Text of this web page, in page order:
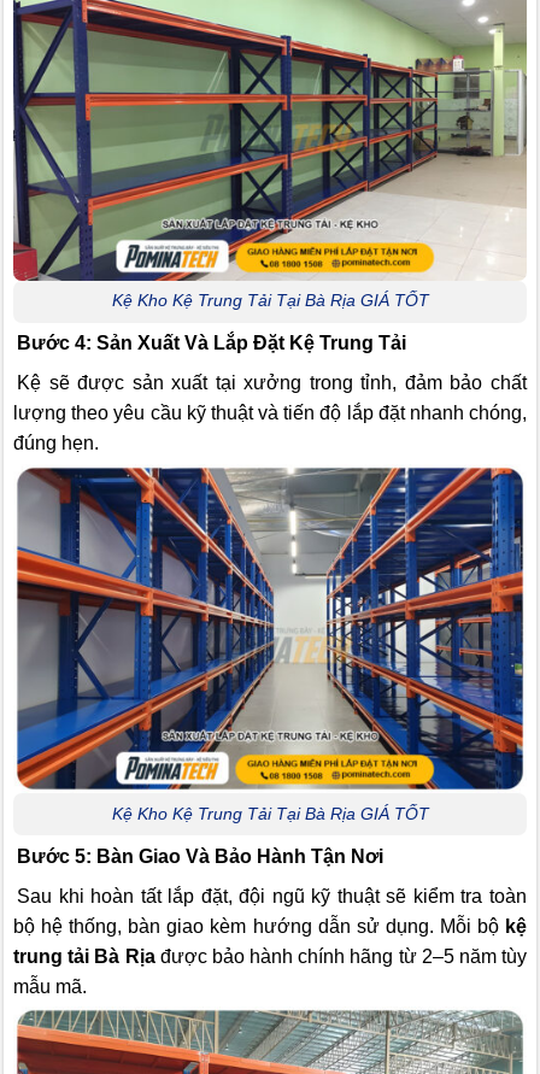
Kệ Kho Kệ Trung Tải Tại Bà Rịa GIÁ TỐT
Bước 4: Sản Xuất Và Lắp Đặt Kệ Trung Tải
Kệ sẽ được sản xuất tại xưởng trong tỉnh, đảm bảo chất
lượng theo yêu cầu kỹ thuật và tiến độ lắp đặt nhanh chóng,
đúng hẹn.
Kệ Kho Kệ Trung Tải Tại Bà Rịa GIÁ TỐT
Bước 5: Bàn Giao Và Bảo Hành Tận Nơi
Sau khi hoàn tất lắp đặt, đội ngũ kỹ thuật sẽ kiểm tra toàn
bộ hệ thống, bàn giao kèm hướng dẫn sử dụng. Mỗi bộ kệ
trung tải Bà Rịađược bảo hành chính hãng từ 2–5 năm tùy
mẫu mã.